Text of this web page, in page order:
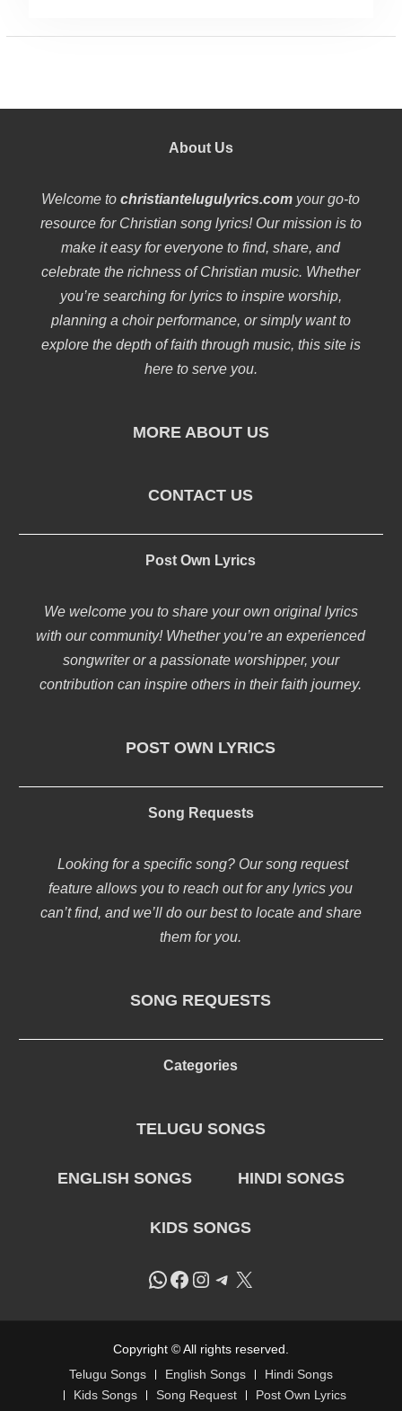
About Us
Welcome tochristiantelugulyrics.com your go-to
resource for Christian song lyrics! Our mission is to
make it easy for everyone to find, share, and
celebrate the richness of Christian music. Whether
you’re searching for lyrics to inspire worship,
planning a choir performance, or simply want to
explore the depth of faith through music, this site is
here to serve you.
MORE ABOUT US
CONTACT US
Post Own Lyrics
We welcome you to share your own original lyrics
with our community! Whether you’re an experienced
songwriter or a passionate worshipper, your
contribution can inspire others in their faith journey.
POST OWN LYRICS
Song Requests
Looking for a specific song? Our song request
feature allows you to reach out for any lyrics you
can’t find, and we’ll do our best to locate and share
them for you.
SONG REQUESTS
Categories
TELUGU SONGS
ENGLISH SONGS HINDI SONGS
KIDS SONGS
WhatsApp
Facebook
Instagram
Telegram
X
Copyright © All rights reserved.
Telugu Songs
English Songs
Hindi Songs
Kids Songs
Song Request
Post Own Lyrics